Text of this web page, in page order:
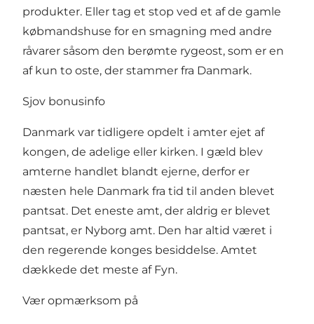
produkter. Eller tag et stop ved et af de gamle
købmandshuse for en smagning med andre
råvarer såsom den berømte rygeost, som er en
af ​​kun to oste, der stammer fra Danmark.
Sjov bonusinfo
Danmark var tidligere opdelt i amter ejet af
kongen, de adelige eller kirken. I gæld blev
amterne handlet blandt ejerne, derfor er
næsten hele Danmark fra tid til anden blevet
pantsat. Det eneste amt, der aldrig er blevet
pantsat, er Nyborg amt. Den har altid været i
den regerende konges besiddelse. Amtet
dækkede det meste af Fyn.
Vær opmærksom på